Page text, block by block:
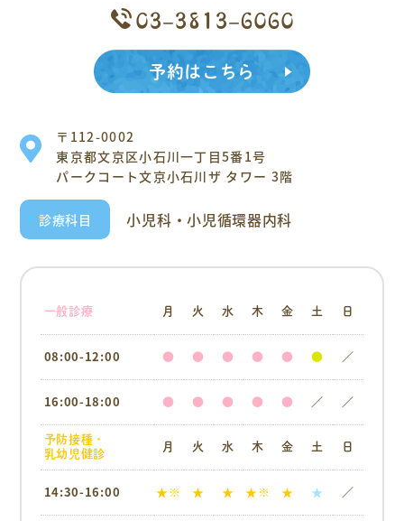
03-3813-6060
予約はこちら
〒112-0002
東京都文京区小石川一丁目5番1号
パークコート文京小石川ザ タワー 3階
診療科目 小児科・小児循環器内科
一般診療 月 火 水 木 金 土 日
08:00-12:00 ● ● ● ● ● ● ／
16:00-18:00 ● ● ● ● ● ／ ／
予防接種・
乳幼児健診
月 火 水 木 金 土 日
14:30-16:00 ★※ ★ ★ ★※ ★ ★ ／